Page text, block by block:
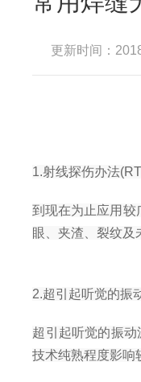
更新时间：
1.射线探伤办法
到现在为止应用较
眼、夹渣、裂纹及
2.超引起听觉的振
超引起听觉的振
技术纯熟程度影响